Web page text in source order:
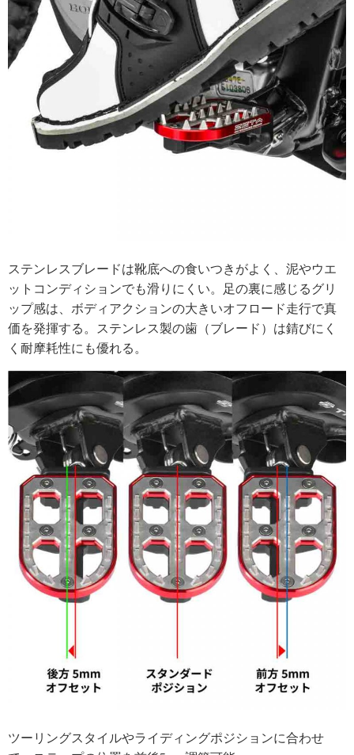
ステンレスブレードは靴底への食いつきがよく、泥やウエ
ットコンディションでも滑りにくい。足の裏に感じるグリ
ップ感は、ボディアクションの大きいオフロード走行で真
価を発揮する。ステンレス製の歯（ブレード）は錆びにく
く耐摩耗性にも優れる。
ツーリングスタイルやライディングポジションに合わせ